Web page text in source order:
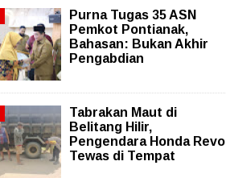
Purna Tugas 35 ASN
Pemkot Pontianak,
Bahasan: Bukan Akhir
Pengabdian
Tabrakan Maut di
Belitang Hilir,
Pengendara Honda Revo
Tewas di Tempat